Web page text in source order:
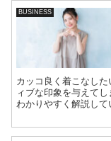
BUSINESS
カッコ良く着こなし
ィブな印象を与えて
わかりやすく解説して